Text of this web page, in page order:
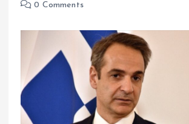
0 Comments